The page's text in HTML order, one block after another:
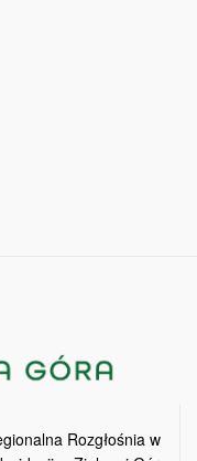
Rozgłośnia w